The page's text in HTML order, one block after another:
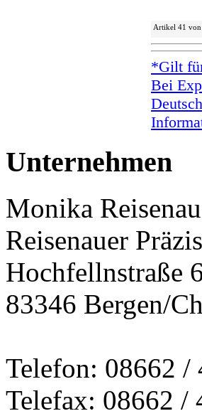
Artikel 41 von
*Gilt
Bei
Unternehmen
Monika
Reisenauer
Hochfellnstraße
83346 Bergen/
Telefon: 08662 /
Telefax: 08662 /